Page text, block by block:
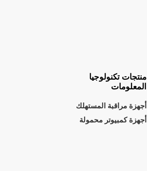
منتجات تكنولوجيا
المعلومات
أجهزة مراقبة المستهلك
أجهزة كمبيوتر محمولة